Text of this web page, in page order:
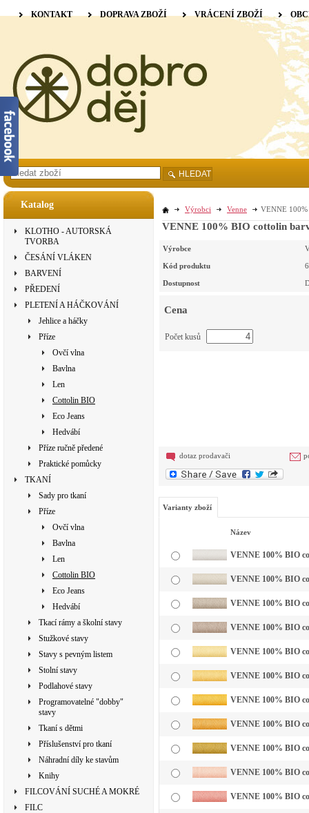
Katalog
KLOTHO - AUTORSKÁ
TVORBA
ČESÁNÍ VLÁKEN
BARVENÍ
PŘEDENÍ
PLETENÍ A HÁČKOVÁNÍ
Jehlice a háčky
Příze
Ovčí vlna
Bavlna
Len
Cottolin BIO
Eco Jeans
Hedvábí
Příze ručně předené
Praktické pomůcky
TKANÍ
Sady pro tkaní
Příze
Ovčí vlna
Bavlna
Len
Cottolin BIO
Eco Jeans
Hedvábí
Tkací rámy a školní stavy
Stužkové stavy
Stavy s pevným listem
Stolní stavy
Podlahové stavy
Programovatelné "dobby"
stavy
Tkaní s dětmi
Příslušenství pro tkaní
Náhradní díly ke stavům
Knihy
FILCOVÁNÍ SUCHÉ A MOKRÉ
FILC
Výrobci Venne VENNE
VENNE 100% BIO cottolin
Výrobce
Kód produktu
Dostupnost
Cena
Počet kusů
dotaz prodavači
Varianty zboží
Název
VENNE 100% BIO
VENNE 100% BIO
VENNE 100% BIO
VENNE 100% BIO
VENNE 100% BIO
VENNE 100% BIO
VENNE 100% BIO
VENNE 100% BIO
VENNE 100% BIO
VENNE 100% BIO
VENNE 100% BIO
KONTAKT DOPRAVA ZBOŽÍ VRÁCENÍ ZBOŽÍ
HLEDAT